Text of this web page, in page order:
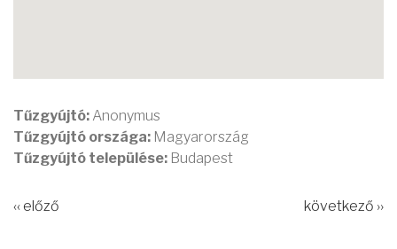
Tűzgyújtó: Anonymus
Tűzgyújtó országa: Magyarország
Tűzgyújtó települése: Budapest
‹‹ előző következő ››